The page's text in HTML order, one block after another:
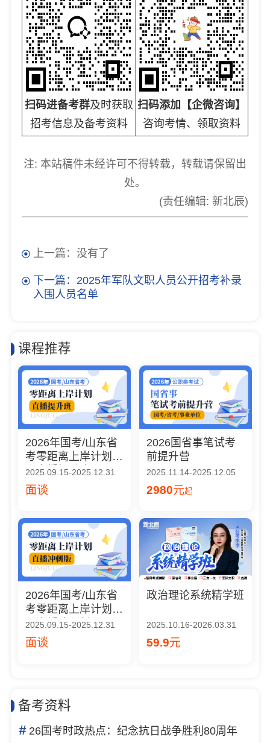
扫码进备考群及时获取
招考信息及备考资料
扫码添加【企微咨询】
咨询考情、领取资料
注: 本站稿件未经许可不得转载，转载请保留出
处。
(责任编辑: 新北辰)
上一篇：没有了
下一篇：2025年军队文职人员公开招考补录
入围人员名单
课程推荐
2026年国考/山东省
考零距离上岸计划
（直播提升班）
2025.09.15-2025.12.31
面谈
2026国省事笔试考
前提升营
2025.11.14-2025.12.05
2980元起
2026年国考/山东省
考零距离上岸计划
（直播冲刺版）
2025.09.15-2025.12.31
面谈
政治理论系统精学班
2025.10.16-2026.03.31
59.9元
备考资料
#26国考时政热点：纪念抗日战争胜利80周年